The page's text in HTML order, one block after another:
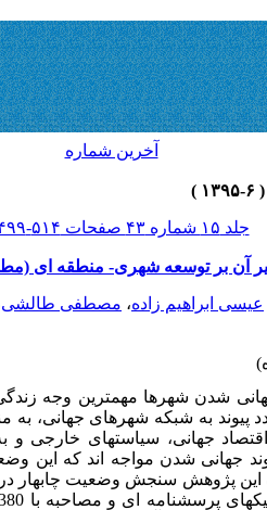
آخرين شماره
جلد ۱۵ شماره ۴۳ صفحات ۵۱۴-۴۹۹
آن بر توسعه شهری- منطقه ای
عیسی ابراهیم زاده، مصطفی طالشی
شدن شهرها مهمترین وجه
پیوند به شبکه شهرهای جهانی، به
اقتصاد جهانی، سیاستهای
جهانی شدن مواجه اند که این
پژوهش سنجش وضعیت چابهار در